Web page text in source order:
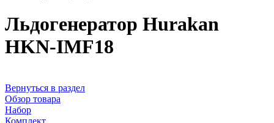
Льдогенератор Hurakan
HKN-IMF18
Вернуться в раздел
Обзор товара
Набор
Комплект